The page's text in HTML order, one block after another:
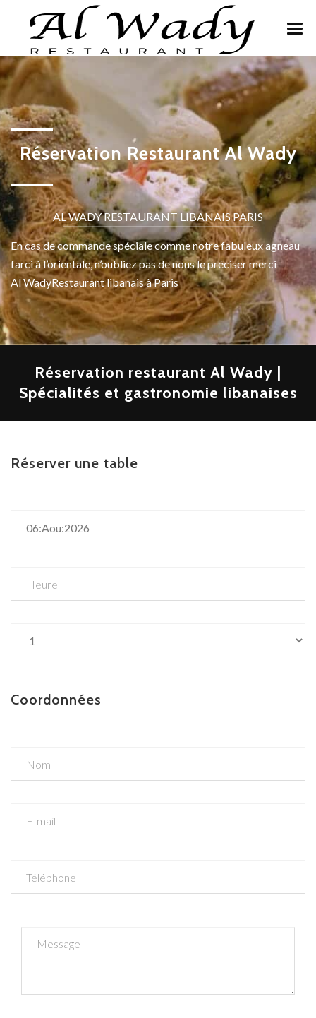
MENU
RÉSERVATIONS
GALERIE
CONTACT
Promotion Al Wady
Réservation Restaurant Al Wady
AL WADY RESTAURANT LIBANAIS PARIS
En cas de commande spéciale comme notre fabuleux agneau
farci à l’orientale, n’oubliez pas de nous le préciser merci
Al WadyRestaurant libanais à Paris
Réservation restaurant Al Wady |
Spécialités et gastronomie libanaises
Réserver une table
Coordonnées